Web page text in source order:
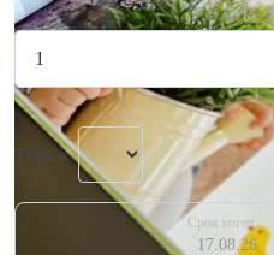
Тираж
Срок изгот.
17.08.26